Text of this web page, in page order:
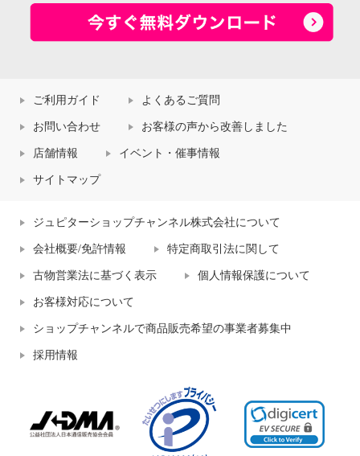
ご利用ガイド よくあるご質問
お問い合わせ お客様の声から改善しました
店舗情報 イベント・催事情報
サイトマップ
ジュピターショップチャンネル株式会社について
会社概要/免許情報 特定商取引法に関して
古物営業法に基づく表示 個人情報保護について
お客様対応について
ショップチャンネルで商品販売希望の事業者募集中
採用情報